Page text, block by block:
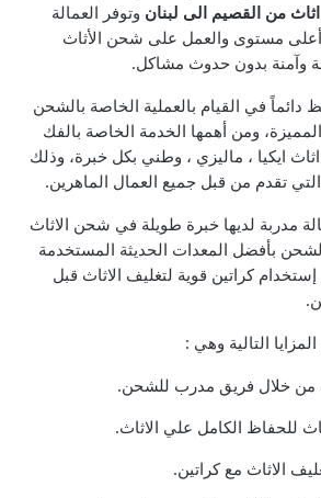
من القصيم الى لبنان وتوفر العمالة
أعلى مستوى والعمل على شحن الأثاث
وآمنة بدون حدوث مشاكل.
في القيام بالعملية الخاصة بالشحن
ومن أهمها الخدمة الخاصة بالفك
ايكيا ، ماليزي ، وطني بكل خبرة، وذلك
تقدم من قبل جميع العمال الماهرين.
مدربة لديها خبرة طويلة في شحن الاثاث
بأفضل المعدات الحديثة المستخدمة
كراتين قوية لتغليف الاثاث قبل
التالية وهي :
من خلال فريق مدرب للشحن.
للحفاظ الكامل علي الاثاث.
الاثاث مع كراتين.